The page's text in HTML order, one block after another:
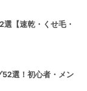
選【速乾・くせ毛・
52選！初心者・メン